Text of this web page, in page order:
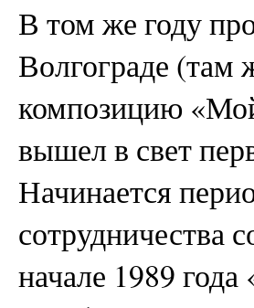
В том же году
Волгограде (там
композицию
вышел в свет
Начинается
сотрудничества
начале 1989